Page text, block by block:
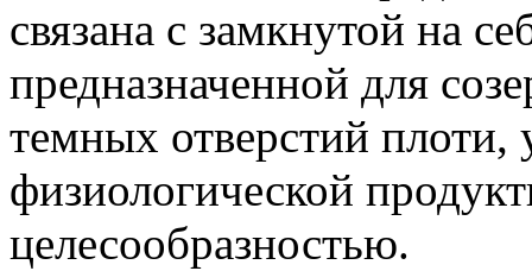
связана с замкнутой на
предназначенной для
темных отверстий плоти,
физиологической
целесообразностью.